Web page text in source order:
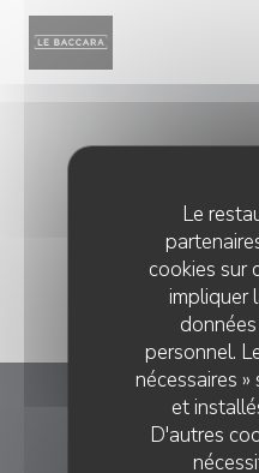
Personnalisation de vos choix
Le
cookies sur
impliquer
personnel.
nécessaires
et
D'autres
Le